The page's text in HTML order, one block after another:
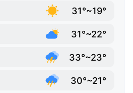
31°~19°
31°~22°
33°~23°
30°~21°